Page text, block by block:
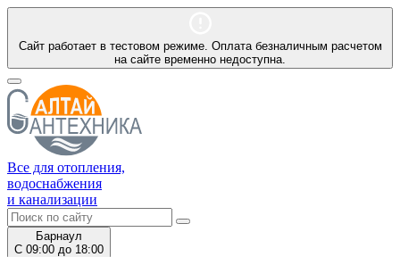
Сайт работает в тестовом режиме. Оплата безналичным расчетом
на сайте временно недоступна.
Все для отопления,
водоснабжения
и канализации
Барнаул
С 09:00 до 18:00